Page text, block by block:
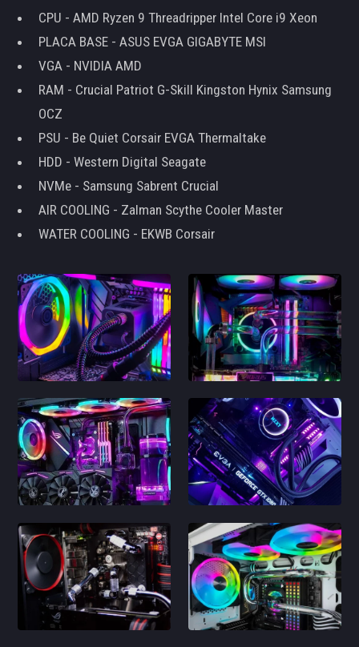
CPU - AMD Ryzen 9 Threadripper Intel Core i9 Xeon
PLACA BASE - ASUS EVGA GIGABYTE MSI
VGA - NVIDIA AMD
RAM - Crucial Patriot G-Skill Kingston Hynix Samsung
OCZ
PSU - Be Quiet Corsair EVGA Thermaltake
HDD - Western Digital Seagate
NVMe - Samsung Sabrent Crucial
AIR COOLING - Zalman Scythe Cooler Master
WATER COOLING - EKWB Corsair